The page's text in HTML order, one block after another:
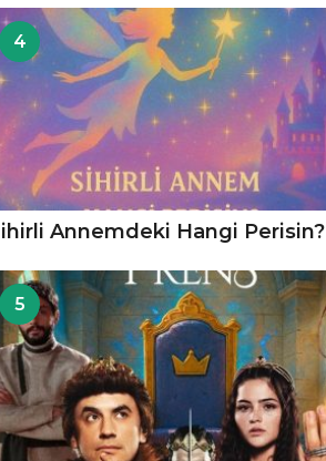
4
Annemdeki Hangi Perisin?
5